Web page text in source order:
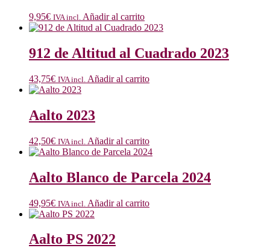
9,95€ IVA incl. Añadir al carrito
912 de Altitud al Cuadrado 2023
43,75€ IVA incl. Añadir al carrito
Aalto 2023
42,50€ IVA incl. Añadir al carrito
Aalto Blanco de Parcela 2024
49,95€ IVA incl. Añadir al carrito
Aalto PS 2022